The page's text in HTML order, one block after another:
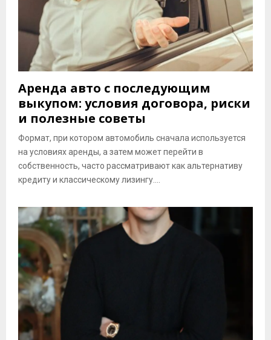
Аренда авто с последующим
выкупом: условия договора, риски
и полезные советы
Формат, при котором автомобиль сначала используется
на условиях аренды, а затем может перейти в
собственность, часто рассматривают как альтернативу
кредиту и классическому лизингу....